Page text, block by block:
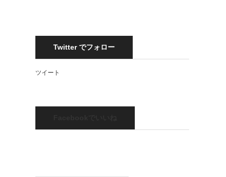
Twitter でフォロー
ツイート